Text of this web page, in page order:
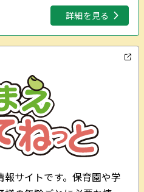
詳細を見る
サイトです。保育園や学